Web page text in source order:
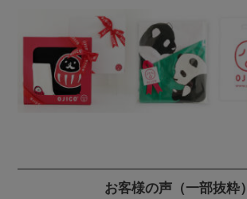
お客様の声（一部抜粋）